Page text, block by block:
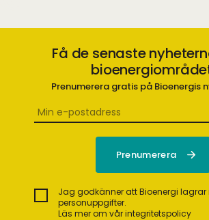
Få de senaste
Prenumerera gratis på Bioenergis
Jag godkänner att Bioenergi lagrar
personuppgifter.
Läs mer om vår integritetspolicy